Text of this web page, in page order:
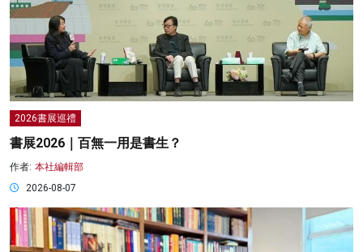
2026書展巡禮
書展2026｜百無一用是書生？
作者: 本社編輯部
2026-08-07